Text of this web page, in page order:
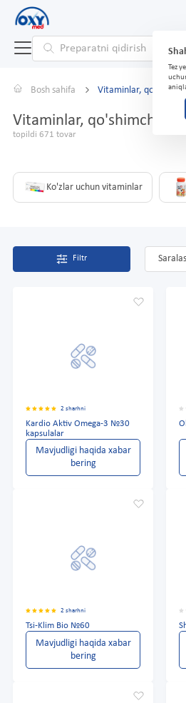
Tez
Bosh sahifa Vitaminlar,
Vitaminlar, qo'shimchalar
topildi 671 tovar
Ko'zlar uchun vitaminlar
Filtr
2 sharhni
Kardio Aktiv Omega-3 №30
kapsulalar
Mavjudligi haqida xabar
bering
2 sharhni
Tsi-Klim Bio №60
Mavjudligi haqida xabar
bering